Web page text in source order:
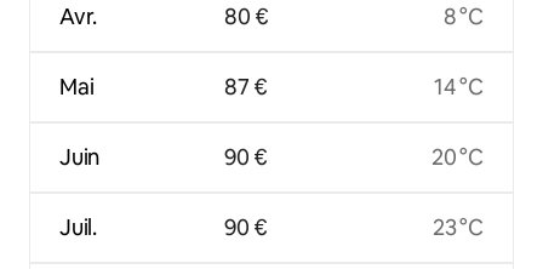
Avr.
Mai
Juin
Juil.
80 €
87 €
90 €
90 €
8 °C
14 °C
20 °C
23 °C